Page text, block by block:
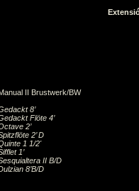
II Brustwerk/BW
8’
Flöte 4’
2’
2’ D
1 1/2'
1’
II B/D
8’B/D